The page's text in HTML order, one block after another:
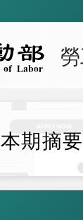
本期摘要